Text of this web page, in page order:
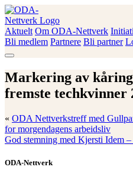
Skip
to
content
ODA-Nettverk
Aktuelt Om ODA-Nettverk
Bli medlem Partnere Bli partner
Markering av
fremste techkvinner
« ODA Nettverkstreff med
for morgendagens arbeidsliv
God stemning med Kjersti Idem
ODA-Nettverk